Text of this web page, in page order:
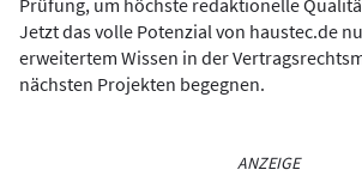
Prüfung, um höchste redaktionelle
Jetzt das volle Potenzial von haustec.de
erweitertem Wissen in der
nächsten Projekten begegnen.
ANZEIGE